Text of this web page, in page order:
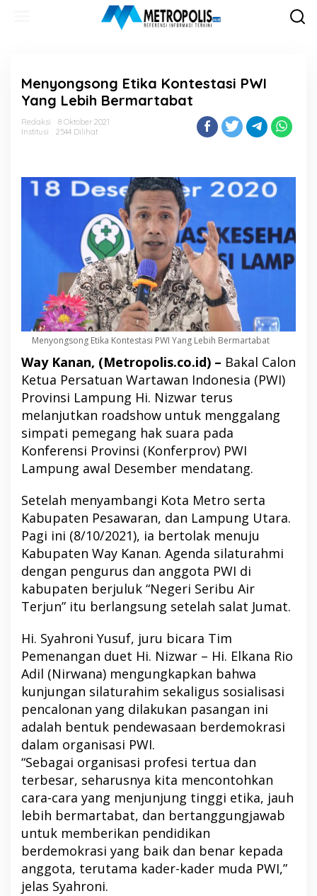
Menyongsong Etika Kontestasi PWI
Yang Lebih Bermartabat
Redaksi
8 Oktober 2021
Institusi
2544 Dilihat
Menyongsong Etika Kontestasi PWI Yang Lebih Bermartabat
Way Kanan, (Metropolis.co.id) – Bakal Calon
Ketua Persatuan Wartawan Indonesia (PWI)
Provinsi Lampung Hi. Nizwar terus
melanjutkan roadshow untuk menggalang
simpati pemegang hak suara pada
Konferensi Provinsi (Konferprov) PWI
Lampung awal Desember mendatang.
Setelah menyambangi Kota Metro serta
Kabupaten Pesawaran, dan Lampung Utara.
Pagi ini (8/10/2021), ia bertolak menuju
Kabupaten Way Kanan. Agenda silaturahmi
dengan pengurus dan anggota PWI di
kabupaten berjuluk “Negeri Seribu Air
Terjun” itu berlangsung setelah salat Jumat.
Hi. Syahroni Yusuf, juru bicara Tim
Pemenangan duet Hi. Nizwar – Hi. Elkana Rio
Adil (Nirwana) mengungkapkan bahwa
kunjungan silaturahim sekaligus sosialisasi
pencalonan yang dilakukan pasangan ini
adalah bentuk pendewasaan berdemokrasi
dalam organisasi PWI.
“Sebagai organisasi profesi tertua dan
terbesar, seharusnya kita mencontohkan
cara-cara yang menjunjung tinggi etika, jauh
lebih bermartabat, dan bertanggungjawab
untuk memberikan pendidikan
berdemokrasi yang baik dan benar kepada
anggota, terutama kader-kader muda PWI,”
jelas Syahroni.